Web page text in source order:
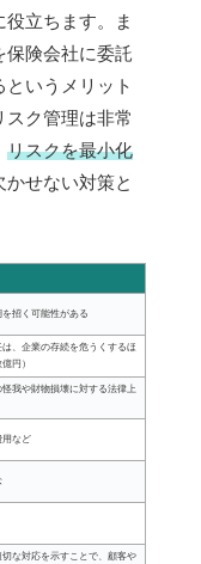
立ちます。ま
保険会社に委託
というメリット
スク管理は非常
リスクを最小化
かせない対策と
招く可能性がある
、企業の存続を危うくするほ
円）
我や財物損壊に対する法律上
用など
な対応を示すことで、顧客や